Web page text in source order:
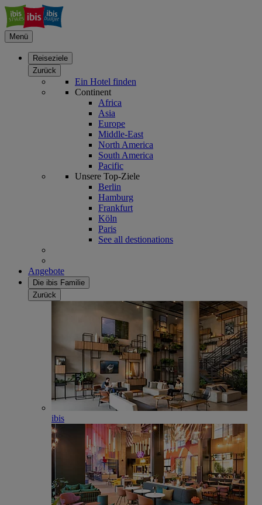
Menü
Reiseziele
Zurück
Ein Hotel finden
Continent
Africa
Asia
Europe
Middle-East
North America
South America
Pacific
Unsere Top-Ziele
Berlin
Hamburg
Frankfurt
Köln
Paris
See all destionations
Angebote
Die ibis Familie
Zurück
ibis